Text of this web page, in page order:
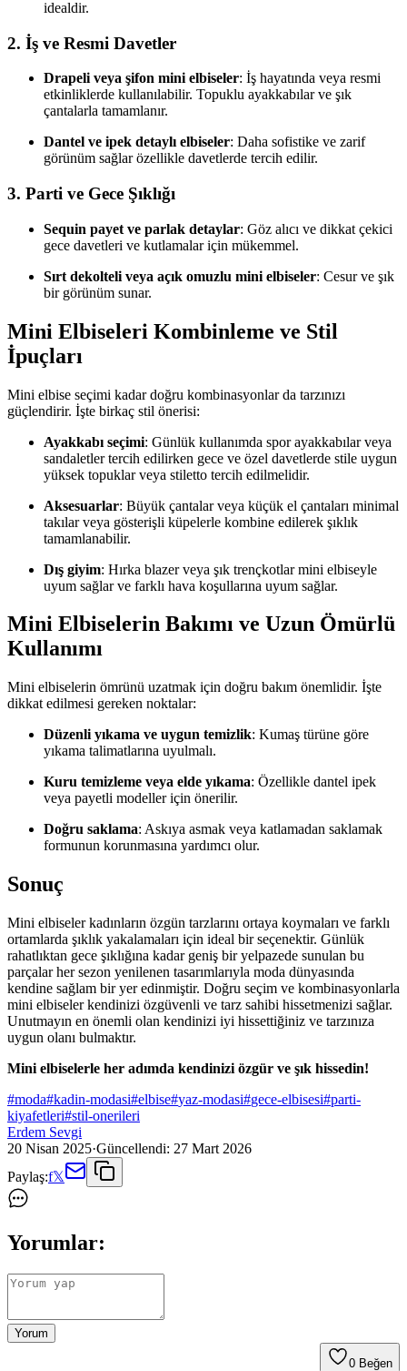
idealdir.
2. İş ve Resmi Davetler
Drapeli veya şifon mini elbiseler: İş hayatında veya resmi
etkinliklerde kullanılabilir. Topuklu ayakkabılar ve şık
çantalarla tamamlanır.
Dantel ve ipek detaylı elbiseler: Daha sofistike ve zarif
görünüm sağlar özellikle davetlerde tercih edilir.
3. Parti ve Gece Şıklığı
Sequin payet ve parlak detaylar: Göz alıcı ve dikkat çekici
gece davetleri ve kutlamalar için mükemmel.
Sırt dekolteli veya açık omuzlu mini elbiseler: Cesur ve şık
bir görünüm sunar.
Mini Elbiseleri Kombinleme ve Stil
İpuçları
Mini elbise seçimi kadar doğru kombinasyonlar da tarzınızı
güçlendirir. İşte birkaç stil önerisi:
Ayakkabı seçimi: Günlük kullanımda spor ayakkabılar veya
sandaletler tercih edilirken gece ve özel davetlerde stile uygun
yüksek topuklar veya stiletto tercih edilmelidir.
Aksesuarlar: Büyük çantalar veya küçük el çantaları minimal
takılar veya gösterişli küpelerle kombine edilerek şıklık
tamamlanabilir.
Dış giyim: Hırka blazer veya şık trençkotlar mini elbiseyle
uyum sağlar ve farklı hava koşullarına uyum sağlar.
Mini Elbiselerin Bakımı ve Uzun Ömürlü
Kullanımı
Mini elbiselerin ömrünü uzatmak için doğru bakım önemlidir. İşte
dikkat edilmesi gereken noktalar:
Düzenli yıkama ve uygun temizlik: Kumaş türüne göre
yıkama talimatlarına uyulmalı.
Kuru temizleme veya elde yıkama: Özellikle dantel ipek
veya payetli modeller için önerilir.
Doğru saklama: Askıya asmak veya katlamadan saklamak
formunun korunmasına yardımcı olur.
Sonuç
Mini elbiseler kadınların özgün tarzlarını ortaya koymaları ve farklı
ortamlarda şıklık yakalamaları için ideal bir seçenektir. Günlük
rahatlıktan gece şıklığına kadar geniş bir yelpazede sunulan bu
parçalar her sezon yenilenen tasarımlarıyla moda dünyasında
kendine sağlam bir yer edinmiştir. Doğru seçim ve kombinasyonlarla
mini elbiseler kendinizi özgüvenli ve tarz sahibi hissetmenizi sağlar.
Unutmayın en önemli olan kendinizi iyi hissettiğiniz ve tarzınıza
uygun olanı bulmaktır.
Mini elbiselerle her adımda kendinizi özgür ve şık hissedin!
#moda#kadin-modasi#elbise#yaz-modasi#gece-elbisesi#parti-
kiyafetleri#stil-onerileri
Erdem Sevgi
20 Nisan 2025·Güncellendi: 27 Mart 2026
Paylaş:f𝕏
Yorumlar:
Yorum
0 Beğen